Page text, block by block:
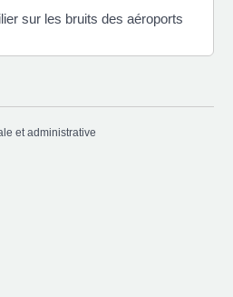
sur les bruits des aéroports
et administrative